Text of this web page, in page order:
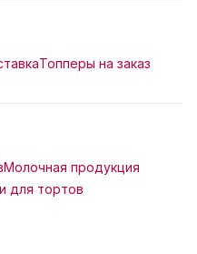
Топперы на заказ
Молочная продукция
для тортов